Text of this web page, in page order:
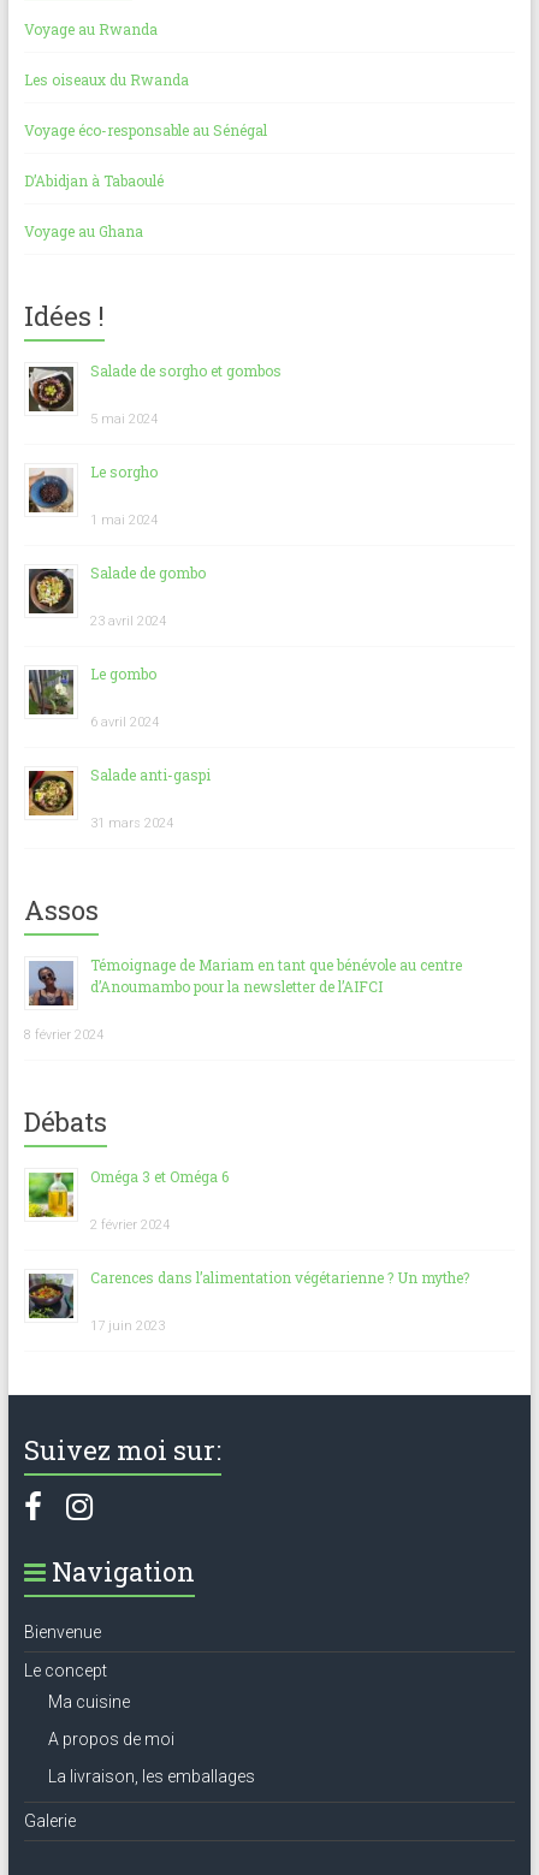
Voyage au Rwanda
Les oiseaux du Rwanda
Voyage éco-responsable au Sénégal
D’Abidjan à Tabaoulé
Voyage au Ghana
Idées !
Salade de sorgho et gombos
5 mai 2024
Le sorgho
1 mai 2024
Salade de gombo
23 avril 2024
Le gombo
6 avril 2024
Salade anti-gaspi
31 mars 2024
Assos
Témoignage de Mariam en tant que bénévole au centre
d’Anoumambo pour la newsletter de l’AIFCI
8 février 2024
Débats
Oméga 3 et Oméga 6
2 février 2024
Carences dans l’alimentation végétarienne ? Un mythe?
17 juin 2023
Suivez moi sur:
Navigation
Bienvenue
Le concept
Ma cuisine
A propos de moi
La livraison, les emballages
Galerie